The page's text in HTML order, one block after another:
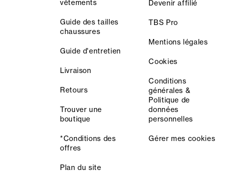
vêtements
Guide des tailles
chaussures
Guide d'entretien
Livraison
Retours
Trouver une
boutique
*Conditions des
offres
Plan du site
Devenir affilié
TBS Pro
Mentions légales
Cookies
Conditions
générales &
Politique de
données
personnelles
Gérer mes cookies